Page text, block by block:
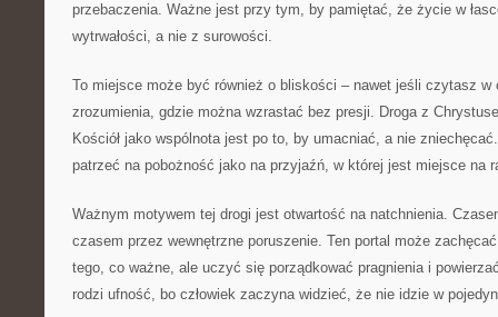
przebaczenia. Ważne jest przy tym, by pamiętać, że życie w
wytrwałości, a nie z surowości.
To miejsce może być również o bliskości – nawet jeśli czytasz w
zrozumienia, gdzie można wzrastać bez presji. Droga z
Kościół jako wspólnota jest po to, by umacniać, a nie
patrzeć na pobożność jako na przyjaźń, w której jest miejsce na
Ważnym motywem tej drogi jest otwartość na natchnienia.
czasem przez wewnętrzne poruszenie. Ten portal może
tego, co ważne, ale uczyć się porządkować pragnienia i
rodzi ufność, bo człowiek zaczyna widzieć, że nie idzie w